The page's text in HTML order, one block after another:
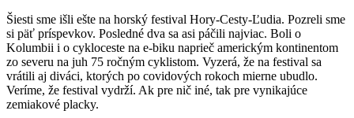
Šiesti sme išli ešte na horský festival Hory-Cesty-Ľudia. Pozreli sme
si päť príspevkov. Posledné dva sa asi páčili najviac. Boli o
Kolumbii i o cykloceste na e-biku naprieč americkým kontinentom
zo severu na juh 75 ročným cyklistom. Vyzerá, že na festival sa
vrátili aj diváci, ktorých po covidových rokoch mierne ubudlo.
Veríme, že festival vydrží. Ak pre nič iné, tak pre vynikajúce
zemiakové placky.